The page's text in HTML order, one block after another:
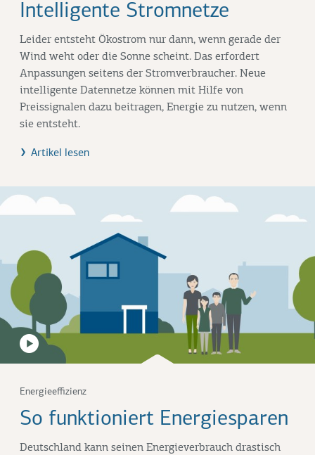
Intelligente Stromnetze
Leider entsteht Ökostrom nur dann, wenn gerade der
Wind weht oder die Sonne scheint. Das erfordert
Anpassungen seitens der Stromverbraucher. Neue
intelligente Datennetze können mit Hilfe von
Preissignalen dazu beitragen, Energie zu nutzen, wenn
sie entsteht.
Artikel lesen
Energieeffizienz
So funktioniert Energiesparen
Deutschland kann seinen Energieverbrauch drastisch